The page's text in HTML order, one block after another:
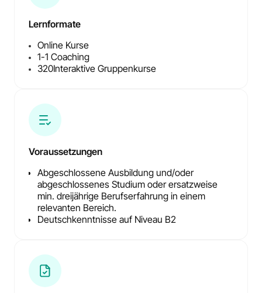
Lernformate
Online Kurse
1-1 Coaching
320Interaktive Gruppenkurse
Voraussetzungen
Abgeschlossene Ausbildung und/oder
abgeschlossenes Studium oder ersatzweise
min. dreijährige Berufserfahrung in einem
relevanten Bereich.
Deutschkenntnisse auf Niveau B2